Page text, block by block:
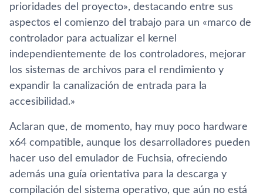
prioridades del proyecto», destacando entre sus
aspectos el comienzo del trabajo para un «marco de
controlador para actualizar el kernel
independientemente de los controladores, mejorar
los sistemas de archivos para el rendimiento y
expandir la canalización de entrada para la
accesibilidad.»
Aclaran que, de momento, hay muy poco hardware
x64 compatible, aunque los desarrolladores pueden
hacer uso del emulador de Fuchsia, ofreciendo
además una guía orientativa para la descarga y
compilación del sistema operativo, que aún no está